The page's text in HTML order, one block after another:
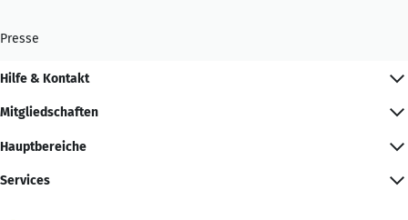
Presse
Hilfe & Kontakt
Mitgliedschaften
Hauptbereiche
Services